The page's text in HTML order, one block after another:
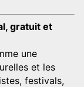
gratuit et
une
et les
festivals,